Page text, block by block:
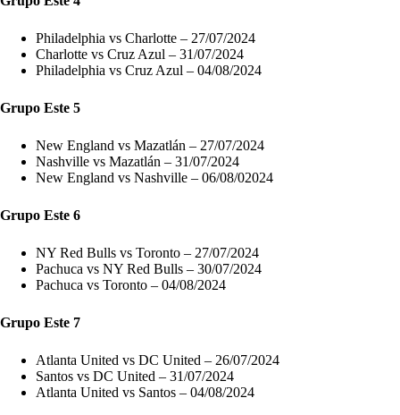
Philadelphia vs Charlotte – 27/07/2024
Charlotte vs Cruz Azul – 31/07/2024
Philadelphia vs Cruz Azul – 04/08/2024
Grupo Este 5
New England vs Mazatlán – 27/07/2024
Nashville vs Mazatlán – 31/07/2024
New England vs Nashville – 06/08/02024
Grupo Este 6
NY Red Bulls vs Toronto – 27/07/2024
Pachuca vs NY Red Bulls – 30/07/2024
Pachuca vs Toronto – 04/08/2024
Grupo Este 7
Atlanta United vs DC United – 26/07/2024
Santos vs DC United – 31/07/2024
Atlanta United vs Santos – 04/08/2024